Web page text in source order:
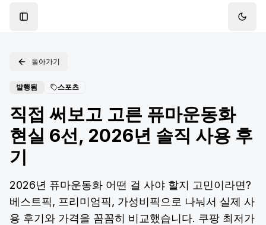
Toggle Sidebar
돌아가기
발행됨 스포츠
직접 써보고 고른 퓨마운동화
현실 6선, 2026년 솔직 사용 후
기
2026년 퓨마운동화 어떤 걸 사야 할지 고민이라면?
베스트픽, 프리미엄픽, 가성비픽으로 나눠서 실제 사
용 후기와 가격을 꼼꼼히 비교했습니다. 쿠팡 최저가